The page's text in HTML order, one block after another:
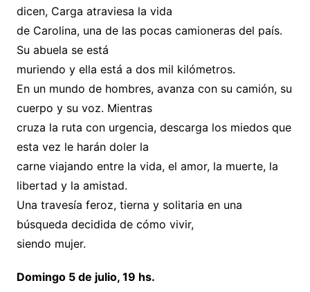
dicen, Carga atraviesa la vida
de Carolina, una de las pocas camioneras del país.
Su abuela se está
muriendo y ella está a dos mil kilómetros.
En un mundo de hombres, avanza con su camión, su
cuerpo y su voz. Mientras
cruza la ruta con urgencia, descarga los miedos que
esta vez le harán doler la
carne viajando entre la vida, el amor, la muerte, la
libertad y la amistad.
Una travesía feroz, tierna y solitaria en una
búsqueda decidida de cómo vivir,
siendo mujer.
Domingo 5 de julio, 19 hs.